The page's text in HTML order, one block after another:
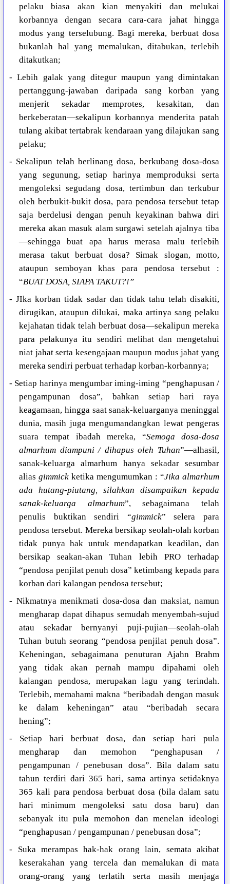
pelaku biasa akan kian menyakiti dan melukai
korbannya dengan secara cara-cara jahat hingga
modus yang terselubung. Bagi mereka, berbuat dosa
bukanlah hal yang memalukan, ditabukan, terlebih
ditakutkan;
- Lebih galak yang ditegur maupun yang dimintakan
pertanggung-jawaban daripada sang korban yang
menjerit sekadar memprotes, kesakitan, dan
berkeberatan—sekalipun korbannya menderita patah
tulang akibat tertabrak kendaraan yang dilajukan sang
pelaku;
- Sekalipun telah berlinang dosa, berkubang dosa-dosa
yang segunung, setiap harinya memproduksi serta
mengoleksi segudang dosa, tertimbun dan terkubur
oleh berbukit-bukit dosa, para pendosa tersebut tetap
saja berdelusi dengan penuh keyakinan bahwa diri
mereka akan masuk alam surgawi setelah ajalnya tiba
—sehingga buat apa harus merasa malu terlebih
merasa takut berbuat dosa? Simak slogan, motto,
ataupun semboyan khas para pendosa tersebut :
“BUAT DOSA, SIAPA TAKUT?!”
- JIka korban tidak sadar dan tidak tahu telah disakiti,
dirugikan, ataupun dilukai, maka artinya sang pelaku
kejahatan tidak telah berbuat dosa—sekalipun mereka
para pelakunya itu sendiri melihat dan mengetahui
niat jahat serta kesengajaan maupun modus jahat yang
mereka sendiri perbuat terhadap korban-korbannya;
- Setiap harinya mengumbar iming-iming “penghapusan /
pengampunan dosa”, bahkan setiap hari raya
keagamaan, hingga saat sanak-keluarganya meninggal
dunia, masih juga mengumandangkan lewat pengeras
suara tempat ibadah mereka, “Semoga dosa-dosa
almarhum diampuni / dihapus oleh Tuhan”—alhasil,
sanak-keluarga almarhum hanya sekadar sesumbar
aliasgimmick ketika mengumumkan : “Jika almarhum
ada hutang-piutang, silahkan disampaikan kepada
sanak-keluarga almarhum”, sebagaimana telah
penulis buktikan sendiri “gimmick” selera para
pendosa tersebut. Mereka bersikap seolah-olah korban
tidak punya hak untuk mendapatkan keadilan, dan
bersikap seakan-akan Tuhan lebih PRO terhadap
“pendosa penjilat penuh dosa” ketimbang kepada para
korban dari kalangan pendosa tersebut;
- Nikmatnya menikmati dosa-dosa dan maksiat, namun
mengharap dapat dihapus semudah menyembah-sujud
atau sekadar bernyanyi puji-pujian—seolah-olah
Tuhan butuh seorang “pendosa penjilat penuh dosa”.
Keheningan, sebagaimana penuturan Ajahn Brahm
yang tidak akan pernah mampu dipahami oleh
kalangan pendosa, merupakan lagu yang terindah.
Terlebih, memahami makna “beribadah dengan masuk
ke dalam keheningan” atau “beribadah secara
hening”;
- Setiap hari berbuat dosa, dan setiap hari pula
mengharap dan memohon “penghapusan /
pengampunan / penebusan dosa”. Bila dalam satu
tahun terdiri dari 365 hari, sama artinya setidaknya
365 kali para pendosa berbuat dosa (bila dalam satu
hari minimum mengoleksi satu dosa baru) dan
sebanyak itu pula memohon dan menelan ideologi
“penghapusan / pengampunan / penebusan dosa”;
- Suka merampas hak-hak orang lain, semata akibat
keserakahan yang tercela dan memalukan di mata
orang-orang yang terlatih serta masih menjaga